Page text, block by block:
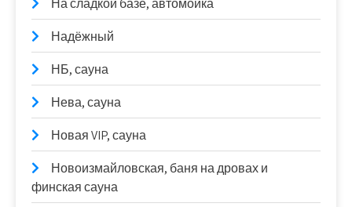
На сладкой базе, автомойка
Надёжный
НБ, сауна
Нева, сауна
Новая VIP, сауна
Новоизмайловская, баня на дровах и
финская сауна